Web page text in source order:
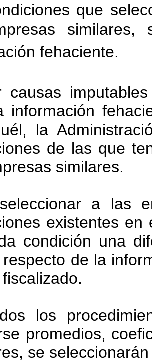
que
fehaciente.
causas
información
la
de las que
similares.
a las
existentes en
condición una
respecto de la
los
promedios,
se